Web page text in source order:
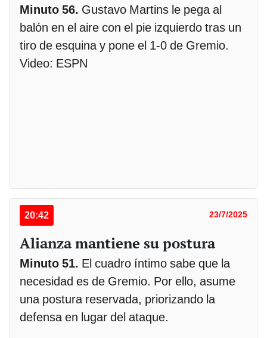
Minuto 56. Gustavo Martins le pega al
balón en el aire con el pie izquierdo tras un
tiro de esquina y pone el 1-0 de Gremio.
Video: ESPN
20:42 23/7/2025
Alianza mantiene su postura
Minuto 51. El cuadro íntimo sabe que la
necesidad es de Gremio. Por ello, asume
una postura reservada, priorizando la
defensa en lugar del ataque.